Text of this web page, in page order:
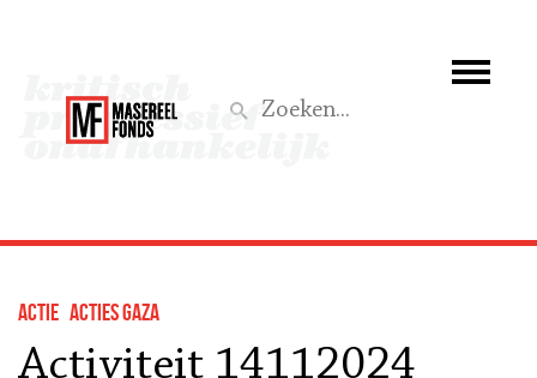
Wat we doen
Steun ons
actie Acties Gaza
Activiteit 14112024